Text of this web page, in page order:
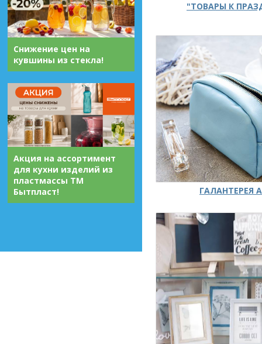
Снижение цен на
кувшины из стекла!
Акция на ассортимент
для кухни изделий из
пластмассы ТМ
Бытпласт!
"ТОВАРЫ К
ГАЛАНТЕРЕЯ